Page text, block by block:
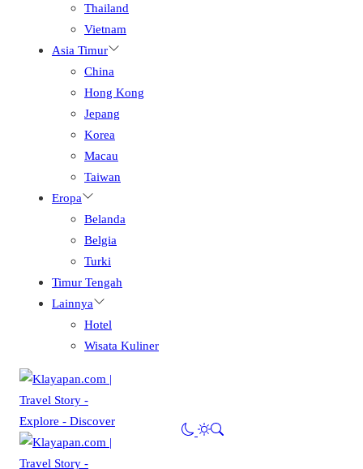
Thailand
Vietnam
Asia Timur
China
Hong Kong
Jepang
Korea
Macau
Taiwan
Eropa
Belanda
Belgia
Turki
Timur Tengah
Lainnya
Hotel
Wisata Kuliner